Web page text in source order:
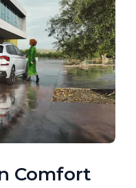
Comfort